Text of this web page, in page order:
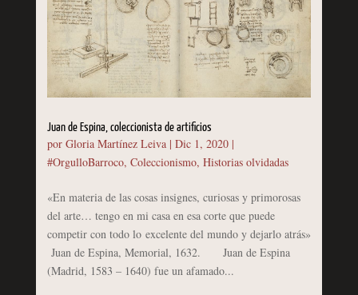
Juan de Espina, coleccionista de artificios
por Gloria Martínez Leiva| Dic 1, 2020|
#OrgulloBarroco, Coleccionismo, Historias olvidadas
«En materia de las cosas insignes, curiosas y primorosas
del arte… tengo en mi casa en esa corte que puede
competir con todo lo excelente del mundo y dejarlo atrás»
Juan de Espina, Memorial, 1632. Juan de Espina
(Madrid, 1583 – 1640) fue un afamado...